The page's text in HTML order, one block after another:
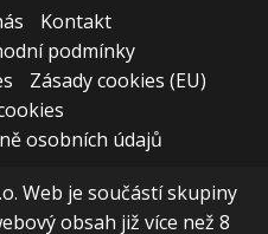
Kontakt
podmínky
Zásady cookies (EU)
osobních údajů
Web je součástí skupiny
obsah již více než 8